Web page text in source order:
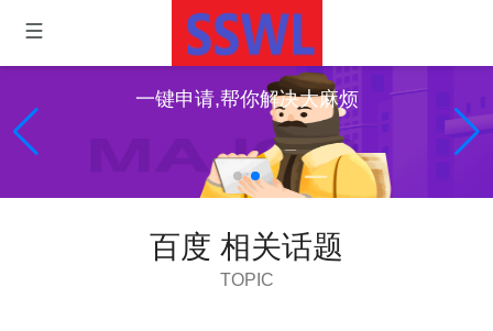
一键申请,帮你解决大麻烦
百度 相关话题
TOPIC